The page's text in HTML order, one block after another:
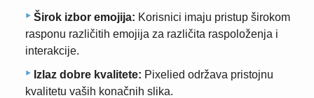
Širok izbor emojija: Korisnici imaju pristup širokom
rasponu različitih emojija za različita raspoloženja i
interakcije.
Izlaz dobre kvalitete: Pixelied održava pristojnu
kvalitetu vaših konačnih slika.